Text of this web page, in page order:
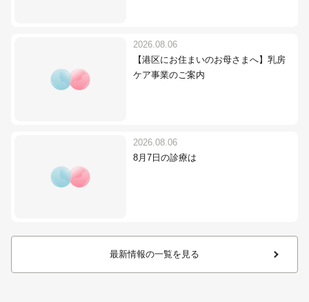
2026.08.06
【港区にお住まいのお母さまへ】乳房
ケア事業のご案内
2026.08.06
8月7日の診療は
最新情報の一覧を見る